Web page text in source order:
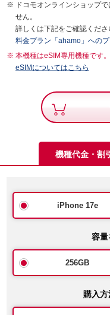
ドコモオンラインショップ
せん。
詳しくは下記をご確認くださ
料金プラン「ahamo」への
本機種はeSIM専用機種です
eSIMについてはこちら
機種代金・割引
iPhone 17e
容量
256GB
購入